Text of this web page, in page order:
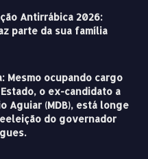
Antirrábica 2026:
parte da sua família
Mesmo ocupando cargo
o ex-candidato a
Aguiar (MDB), está longe
do governador